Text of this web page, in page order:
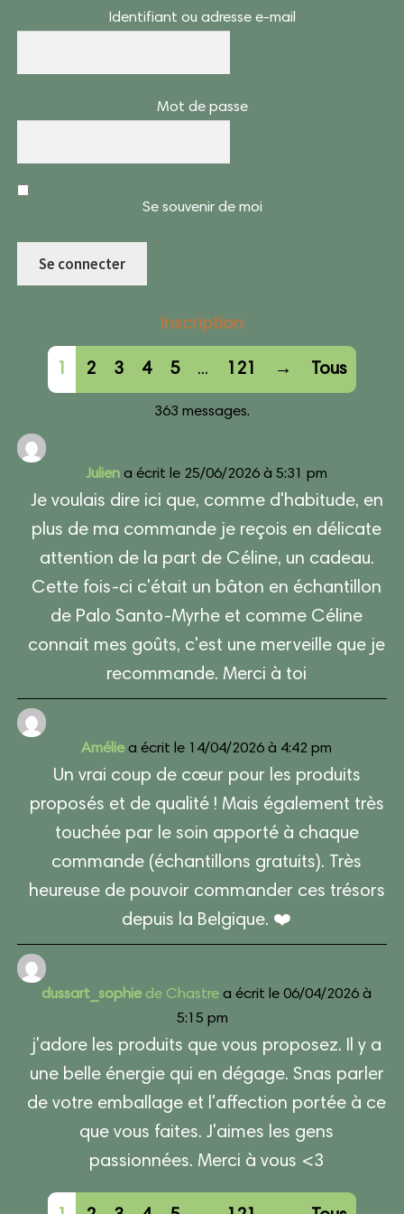
Identifiant ou adresse e-mail
Mot de passe
Se souvenir de moi
Inscription
Navigation
dans
1 2 3 4 5 ... 121 → Tous
363 messages.
Julien a écrit le 25/06/2026 à 5:31 pm
Je voulais dire ici que, comme d'habitude, en
plus de ma commande je reçois en délicate
attention de la part de Céline, un cadeau.
Cette fois-ci c'était un bâton en échantillon
de Palo Santo-Myrhe et comme Céline
connait mes goûts, c'est une merveille que je
recommande. Merci à toi
Amélie a écrit le 14/04/2026 à 4:42 pm
Un vrai coup de cœur pour les produits
proposés et de qualité ! Mais également très
touchée par le soin apporté à chaque
commande (échantillons gratuits). Très
heureuse de pouvoir commander ces trésors
depuis la Belgique. ❤️
dussart_sophie de Chastre a écrit le 06/04/2026 à
5:15 pm
j'adore les produits que vous proposez. Il y a
une belle énergie qui en dégage. Snas parler
de votre emballage et l'affection portée à ce
que vous faites. J'aimes les gens
passionnées. Merci à vous <3